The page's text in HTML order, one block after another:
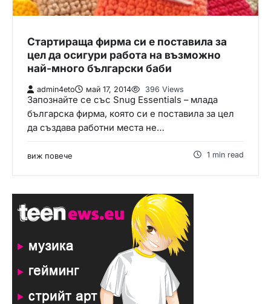
Стартираща фирма си е поставила за
цел да осигури работа на възможно
най-много български баби
admin4eto май 17, 2014 396 Views
Запознайте се със Snug Essentials – млада
българска фирма, която си е поставила за цел
да създава работни места не…
виж повече 1 min read